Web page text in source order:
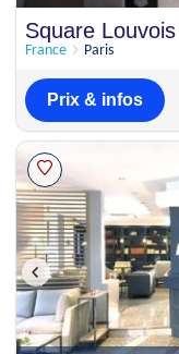
Square Louvois
France Paris
Prix & infos